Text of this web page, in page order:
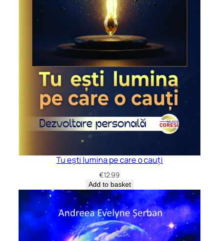
Tu ești lumina pe care o cauți
€12.99
Add to basket